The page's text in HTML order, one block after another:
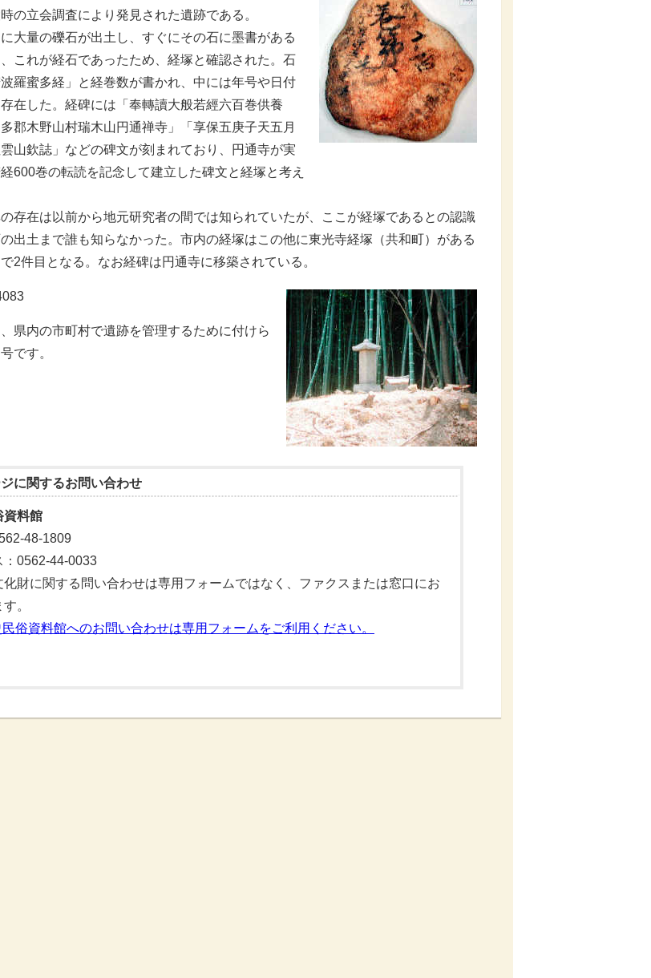
の立会調査により発見された遺跡である。
大量の礫石が出土し、すぐにその石に墨書がある
これが経石であったため、経塚と確認された。石
羅蜜多経」と経巻数が書かれ、中には年号や日付
在した。経碑には「奉轉讀大般若經六百巻供養
郡木野山村瑞木山円通禅寺」「享保五庚子天五月
山欽誌」などの碑文が刻まれており、円通寺が実
600巻の転読を記念して建立した碑文と経塚と考え
存在は以前から地元研究者の間では知られていたが、ここが経塚であるとの認識
出土まで誰も知らなかった。市内の経塚はこの他に東光寺経塚（共和町）がある
2件目となる。なお経碑は円通寺に移築されている。
県内の市町村で遺跡を管理するために付けら
です。
に関するお問い合わせ
資料館
48-1809
：0562-44-0033
財に関する問い合わせは専用フォームではなく、ファクスまたは窓口にお
。
民俗資料館へのお問い合わせは専用フォームをご利用ください。